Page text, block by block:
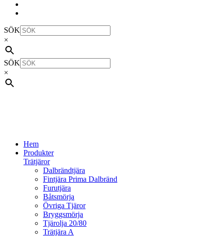
SÖK
×
SÖK
×
Hem
Produkter
Trätjäror
Dalbrändtjära
Fintjära Prima Dalbränd
Furutjära
Båtsmörja
Övriga Tjäror
Bryggsmörja
Tjärolja 20/80
Trätjära A